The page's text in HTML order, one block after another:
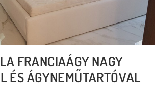
FRANCIAÁGY NAGY
ÉS ÁGYNEMŰTARTÓVAL